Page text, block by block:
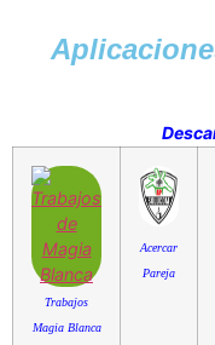
Trabajos
Magia Blanca
Acercar
Pareja